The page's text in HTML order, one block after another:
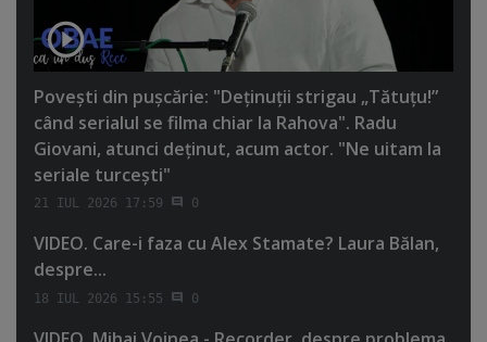
Poveşti din puşcărie: "Deţinuţii strigau „Tătuţu!”
când serialul se filma chiar la Rahova". Radu
Giovani, atunci deţinut, acum actor. "Ne uitam la
seriale turceşti"
21 IUL 2026 17:59 0
VIDEO. Care-i faza cu Alex Stamate? Laura Bălan,
despre...
18 IUL 2026 15:55 0